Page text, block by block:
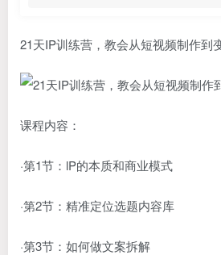
21天IP训练营，教会从短视频制作到
课程内容：
·第1节：lP的本质和商业模式
·第2节：精准定位选题内容库
·第3节：如何做文案拆解